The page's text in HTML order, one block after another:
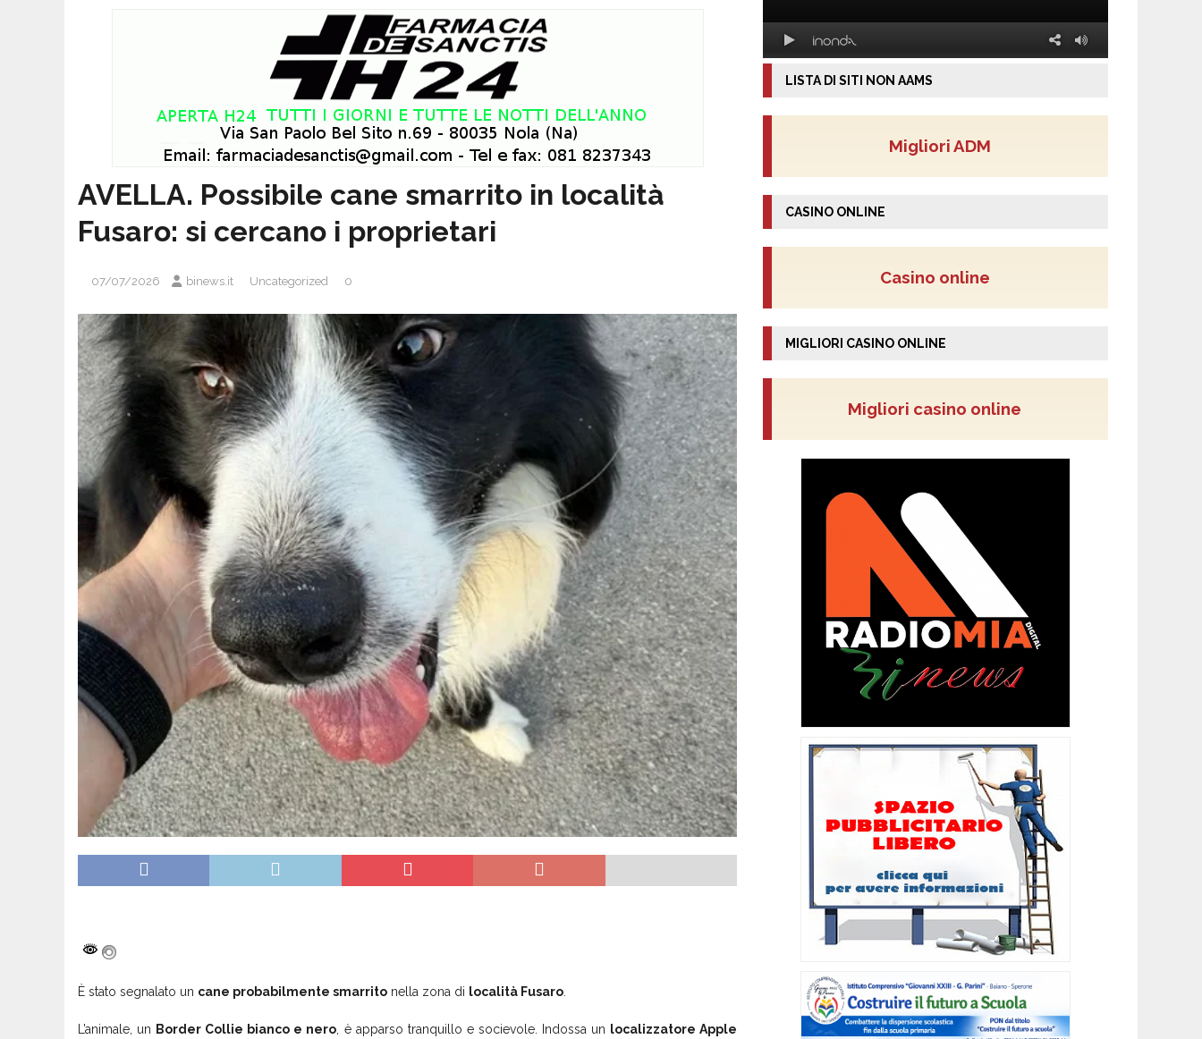
AVELLA. Possibile cane smarrito in località
Fusaro: si cercano i proprietari
07/07/2026 binews.it Uncategorized 0
È stato segnalato un cane probabilmente smarrito nella zona di località Fusaro
L’animale, un Border Collie bianco e nero , è apparso tranquillo e socievole. Indossa un localizzatore Apple
LISTA DI SITI NON AAMS
Migliori ADM
CASINO ONLINE
Casino online
MIGLIORI CASINO ONLINE
Migliori casino online